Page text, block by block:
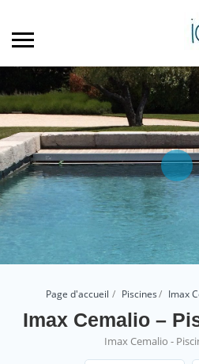
Page d'accueil Piscines Imax
Imax Cemalio –
Imax Cemalio -